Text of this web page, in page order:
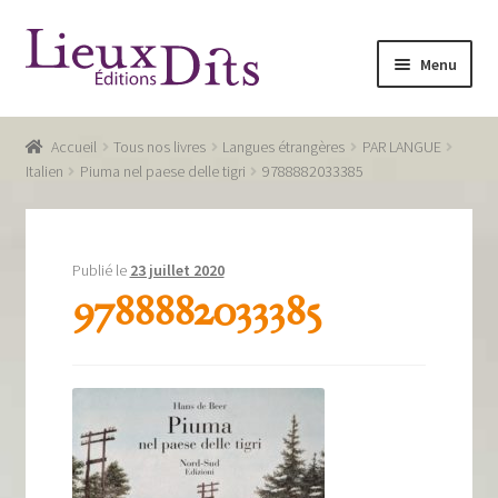
Aller
à
navigation
Aller
au
Menu
Accueil
Commande
Conditions générales de vente
Glossaire
Mentions légales / Données personnelles
Recevoir notre newsletter
Accueil Tous nos livres Langues étrangères
PAR LANGUE
Italien
Piuma nel paese delle tigri 9788882033385
Publié le 23 juillet 2020
9788882033385